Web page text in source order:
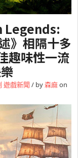
Legends:
》相隔十多
趣味性一流
遊戲新聞 / by森麻on